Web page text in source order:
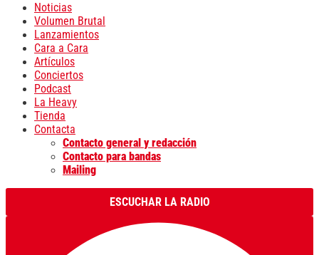
Noticias
Volumen Brutal
Lanzamientos
Cara a Cara
Artículos
Conciertos
Podcast
La Heavy
Tienda
Contacta
Contacto general y redacción
Contacto para bandas
Mailing
ESCUCHAR LA RADIO